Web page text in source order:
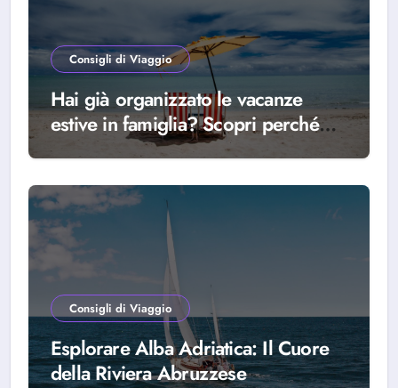
Consigli di Viaggio
Hai già organizzato le vacanze
estive in famiglia? Scopri perché
scegliere Alba Adriatica
Consigli di Viaggio
Esplorare Alba Adriatica: Il Cuore
della Riviera Abruzzese